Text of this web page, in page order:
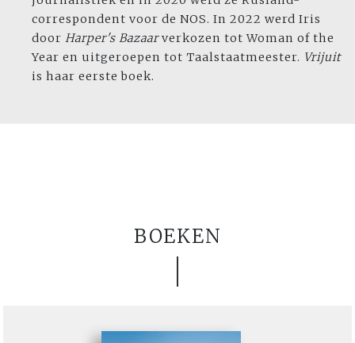
correspondent voor de NOS. In 2022 werd Iris
door Harper's Bazaarverkozen tot Woman of the
Year en uitgeroepen tot Taalstaatmeester. Vrijuit
is haar eerste boek.
BOEKEN